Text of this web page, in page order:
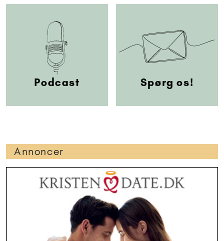
Podcast Spørg os!
Annoncer